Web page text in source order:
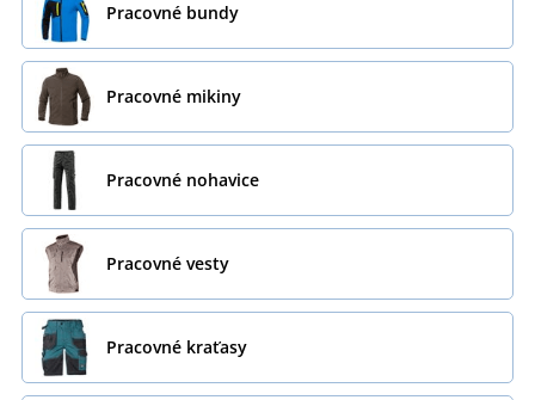
Pracovné bundy
Pracovné mikiny
Pracovné nohavice
Pracovné vesty
Pracovné kraťasy